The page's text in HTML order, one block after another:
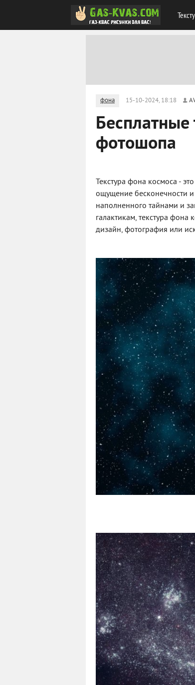
фона 15-10-2024, 18:18
фотошопа
Текстура фона космоса -
ощущение бесконечности и
наполненного тайнами и
галактикам, текстура
дизайн, фотография или